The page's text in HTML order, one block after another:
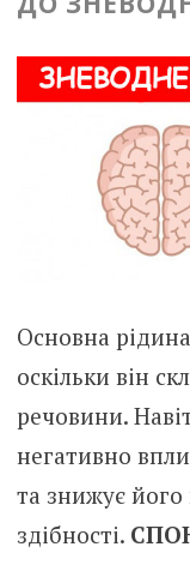
Основна
оскільки він
речовини.
негативно
та знижує його
здібності.